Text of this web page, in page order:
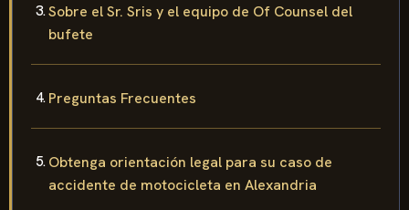
Sobre el Sr. Sris y el equipo de Of Counsel del
bufete
Preguntas Frecuentes
Obtenga orientación legal para su caso de
accidente de motocicleta en Alexandria